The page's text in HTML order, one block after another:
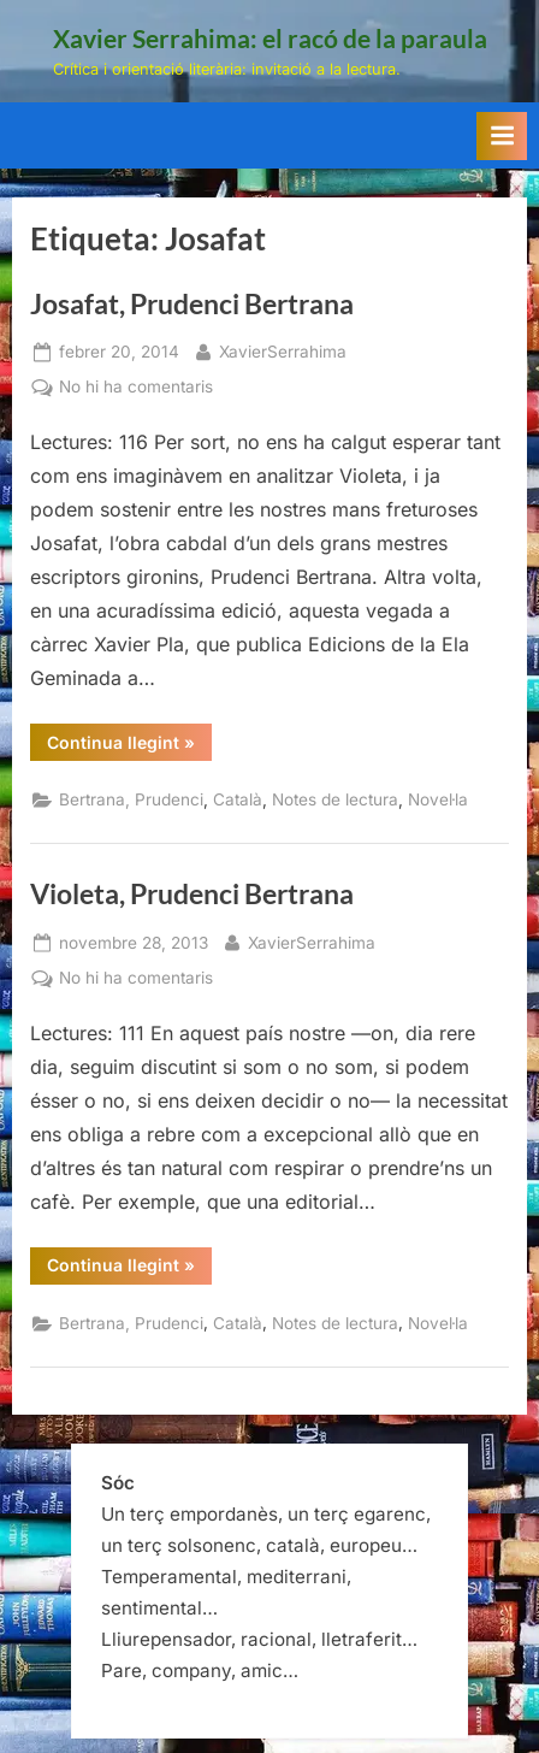
Xavier Serrahima: el racó de la paraula
Crítica i orientació literària: invitació a la lectura.
Etiqueta:Josafat
Josafat, Prudenci Bertrana
Posted
on
febrer 20, 2014 By
XavierSerrahima
No hi ha comentarisa
Prudenci
Bertrana
Lectures: 116 Per sort, no ens ha calgut esperar tant
com ens imaginàvem en analitzar Violeta, i ja
podem sostenir entre les nostres mans freturoses
Josafat, l’obra cabdal d’un dels grans mestres
escriptors gironins, Prudenci Bertrana. Altra volta,
en una acuradíssima edició, aquesta vegada a
càrrec Xavier Pla, que publica Edicions de la Ela
Geminada a…
Continua llegint“Josafat,
Prudenci
»
Bertrana, Prudenci Català Notes de lectura Novel·la
Violeta, Prudenci Bertrana
Posted
on
novembre 28, 2013 By
XavierSerrahima
No hi ha comentarisa
Prudenci
Bertrana
Lectures: 111 En aquest país nostre —on, dia rere
dia, seguim discutint si som o no som, si podem
ésser o no, si ens deixen decidir o no— la necessitat
ens obliga a rebre com a excepcional allò que en
d’altres és tan natural com respirar o prendre’ns un
cafè. Per exemple, que una editorial…
Continua llegint“Violeta,
Prudenci
»
Bertrana, Prudenci, Català, Notes de lectura, Novel·la
Sóc
Un terç empordanès, un terç egarenc,
un terç solsonenc, català, europeu…
Temperamental, mediterrani,
sentimental…
Lliurepensador, racional, lletraferit…
Pare, company, amic…